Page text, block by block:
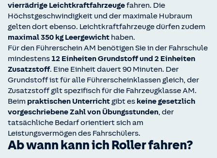
vierrädrige Leichtkraftfahrzeugefahren. Die
Höchstgeschwindigkeit und der maximale Hubraum
gelten dort ebenso. Leichtkraftfahrzeuge dürfen zudem
maximal 350 kg Leergewicht haben.
Für den Führerschein AM benötigen Sie in der Fahrschule
mindestens 12 Einheiten Grundstoff und 2 Einheiten
Zusatzstoff. Eine Einheit dauert 90 Minuten. Der
Grundstoff ist für alle Führerscheinklassen gleich, der
Zusatzstoff gilt spezifisch für die Fahrzeugklasse AM.
Beim praktischen Unterricht gibt es keine gesetzlich
vorgeschriebene Zahl von Übungsstunden, der
tatsächliche Bedarf orientiert sich am
Leistungsvermögen des Fahrschülers.
Ab wann kann ich Roller fahren?